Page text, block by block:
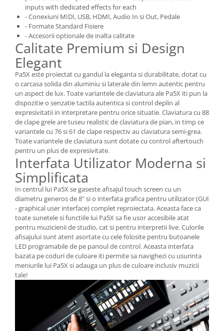
Amplificatoare de casti
Cabluri Earpad si accesorii de casti
Casti broadcast si Casti cu Microfon
Casti DJ
Casti Hi-fi
Casti In ear pentru monitorizare
Casti Noise Cancelling
Casti Studio
Casti wireless / fara fir
Idei de cadouri
inputs with dedicated effects for each
- Conexiuni MIDI, USB, HDMI, Audio In si Out, Pedale
- Formate Standard Fisiere
- Accesorii optionale de inalta calitate
Calitate Premium si Design
Elegant
Pa5X este proiectat cu gandul la eleganta si durabilitate, dotat cu
o carcasa solida din aluminiu si laterale din lemn autentic pentru
un aspect de lux. Toate variantele de claviatura ale Pa5X iti pun la
dispozitie o senzatie tactila autentica si control deplin al
expresivitatii in interpretare pentru orice situatie. Claviatura cu 88
de clape grele are tuseu realistic de claviatura de pian, in timp ce
variantele cu 76 si 61 de clape respectiv au claviatura semi-grea.
Toate variantele de claviatura sunt dotate cu control aftertouch
pentru un plus de expresivitate.
Interfata Utilizator Moderna si
Simplificata
In centrul lui Pa5X se gaseste afisajul touch screen cu un
diametru generos de 8" si o interfata grafica pentru utilizator (GUI
- graphical user interface) complet reproiectata. Aceasta face ca
toate sunetele si functiile lui Pa5X sa fie usor accesibile atat
pentru muzicienii de studio, cat si pentru interpretii live. Culorile
afisajului sunt atent asortate cu cele folosite pentru butoanele
LED programabile de pe panoul de control. Aceasta interfata
bazata pe coduri de culoare iti permite sa navighezi cu usurinta
meniurile lui Pa5X si adauga un plus de culoare inclusiv muzicii
tale!